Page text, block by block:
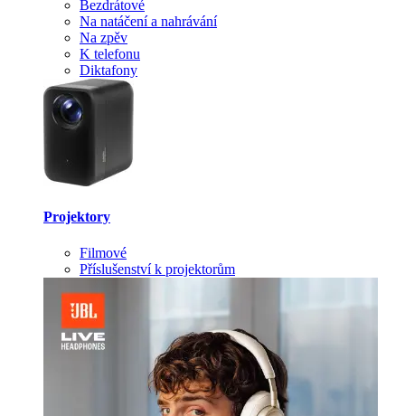
Bezdrátové
Na natáčení a nahrávání
Na zpěv
K telefonu
Diktafony
Projektory
Filmové
Příslušenství k projektorům